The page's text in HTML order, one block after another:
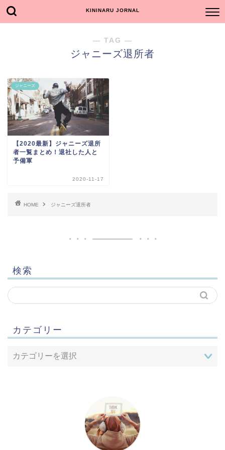
KININARU JORNAL
― TAG ―
ジャニーズ退所者
ジャニーズ
【2020最新】ジャニーズ退所
者一覧まとめ！退社した人と
予備軍
2020-11-17
HOME ジャニーズ退所者
検索
カテゴリー